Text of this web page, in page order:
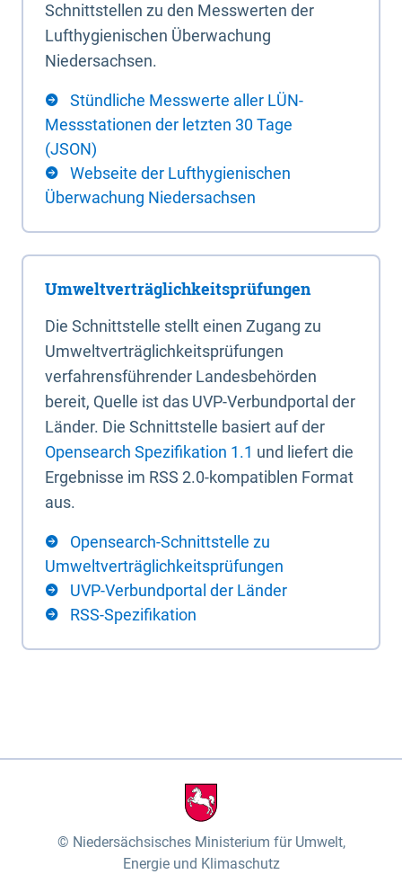
Schnittstellen zu den Messwerten der
Lufthygienischen Überwachung
Niedersachsen.
Stündliche Messwerte aller LÜN-
Messstationen der letzten 30 Tage
(JSON)
Webseite der Lufthygienischen
Überwachung Niedersachsen
Umweltverträglichkeitsprüfungen
Die Schnittstelle stellt einen Zugang zu
Umweltverträglichkeitsprüfungen
verfahrensführender Landesbehörden
bereit, Quelle ist das UVP-Verbundportal der
Länder. Die Schnittstelle basiert auf der
Opensearch Spezifikation 1.1 und liefert die
Ergebnisse im RSS 2.0-kompatiblen Format
aus.
Opensearch-Schnittstelle zu
Umweltverträglichkeitsprüfungen
UVP-Verbundportal der Länder
RSS-Spezifikation
Niedersächsisches Ministerium für Umwelt,
Energie und Klimaschutz